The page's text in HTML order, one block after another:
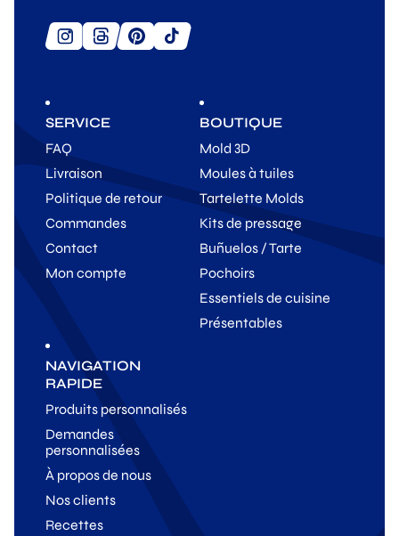
SERVICE
FAQ
Livraison
Politique de retour
Commandes
Contact
Mon compte
BOUTIQUE
Mold 3D
Moules à tuiles
Tartelette Molds
Kits de pressage
Buñuelos / Tarte
Pochoirs
Essentiels de cuisine
Présentables
NAVIGATION
RAPIDE
Produits personnalisés
Demandes
personnalisées
À propos de nous
Nos clients
Recettes